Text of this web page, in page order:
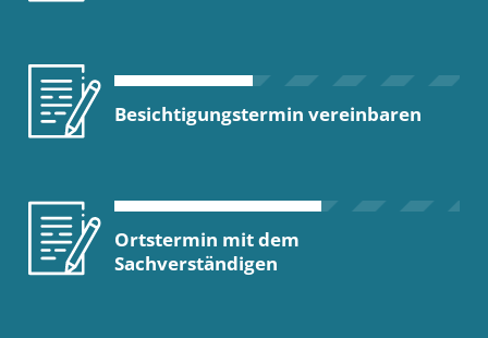
Besichtigungstermin vereinbaren
Ortstermin mit dem
Sachverständigen